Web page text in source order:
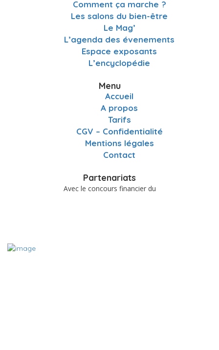
Comment ça marche ?
Les salons du bien-être
Le Mag’
L’agenda des évenements
Espace exposants
L’encyclopédie
Menu
Accueil
A propos
Tarifs
CGV – Confidentialité
Mentions légales
Contact
Partenariats
Avec le concours financier du